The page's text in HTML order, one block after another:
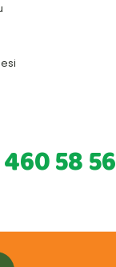
58 56